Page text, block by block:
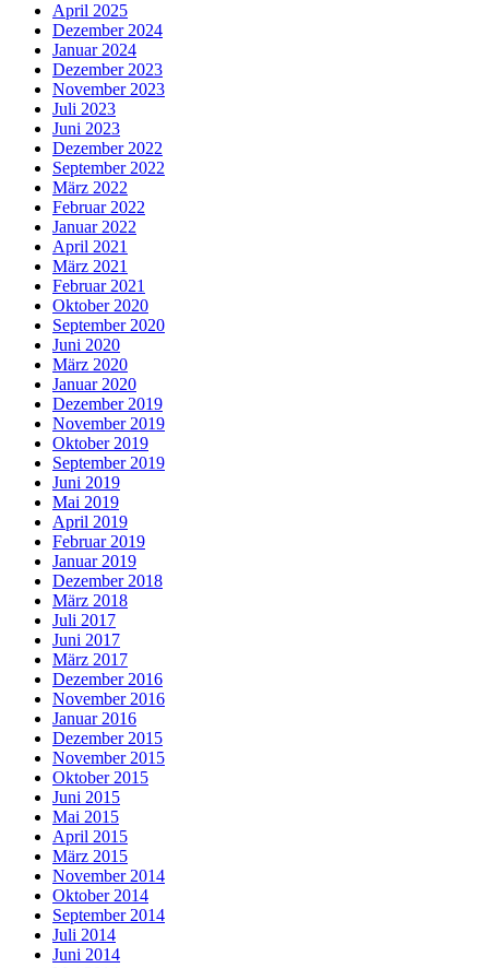
April 2025
Dezember 2024
Januar 2024
Dezember 2023
November 2023
Juli 2023
Juni 2023
Dezember 2022
September 2022
März 2022
Februar 2022
Januar 2022
April 2021
März 2021
Februar 2021
Oktober 2020
September 2020
Juni 2020
März 2020
Januar 2020
Dezember 2019
November 2019
Oktober 2019
September 2019
Juni 2019
Mai 2019
April 2019
Februar 2019
Januar 2019
Dezember 2018
März 2018
Juli 2017
Juni 2017
März 2017
Dezember 2016
November 2016
Januar 2016
Dezember 2015
November 2015
Oktober 2015
Juni 2015
Mai 2015
April 2015
März 2015
November 2014
Oktober 2014
September 2014
Juli 2014
Juni 2014